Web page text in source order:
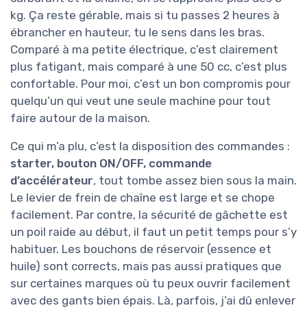
kg. Ça reste gérable, mais si tu passes 2 heures à
ébrancher en hauteur, tu le sens dans les bras.
Comparé à ma petite électrique, c’est clairement
plus fatigant, mais comparé à une 50 cc, c’est plus
confortable. Pour moi, c’est un bon compromis pour
quelqu’un qui veut une seule machine pour tout
faire autour de la maison.
Ce qui m’a plu, c’est la disposition des commandes :
starter, bouton ON/OFF, commande
d’accélérateur, tout tombe assez bien sous la main.
Le levier de frein de chaîne est large et se chope
facilement. Par contre, la sécurité de gâchette est
un poil raide au début, il faut un petit temps pour s’y
habituer. Les bouchons de réservoir (essence et
huile) sont corrects, mais pas aussi pratiques que
sur certaines marques où tu peux ouvrir facilement
avec des gants bien épais. Là, parfois, j’ai dû enlever